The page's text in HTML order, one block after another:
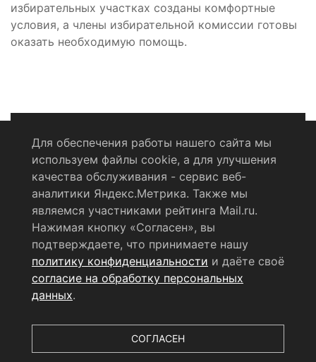
избирательных участках созданы комфортные
условия, а члены избирательной комиссии готовы
оказать необходимую помощь.
Политика конфиденциальности
Согласие на обработку персональных данных
RSS-лента
© 2004 - 2026 Сетевое издание Щёлковское ТВ.
Свидетельство о регистрации СМИ
ЭЛ № ФС 77 - 79754 от 07.12.2020 г.
технологий и массовых коммуникаций (РОСКОМНАДЗОР).
Для обеспечения работы нашего сайта мы
используем файлы cookie, а для улучшения
качества обслуживания - сервис веб-
аналитики Яндекс.Метрика. Также мы
являемся участниками рейтинга Mail.ru.
Нажимая кнопку «Согласен», вы
подтверждаете, что принимаете нашу
политику конфиденциальности и даёте своё
согласие на обработку персональных
данных.
СОГЛАСЕН